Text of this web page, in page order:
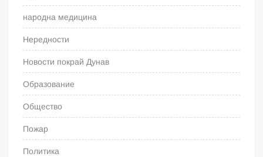
народна медицина
Нередности
Новости покрай Дунав
Образование
Общество
Пожар
Политика